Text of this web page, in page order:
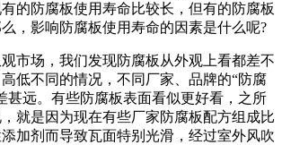
的防腐板使用寿命比较长，但有的防腐板
，影响防腐板使用寿命的因素是什么呢?
市场，我们发现防腐板从外观上看都差不
低不同的情况，不同厂家、品牌的“防腐
甚远。有些防腐板表面看似更好看，之所
就是因为现在有些厂家防腐板配方组成比
加剂而导致瓦面特别光滑，经过室外风吹